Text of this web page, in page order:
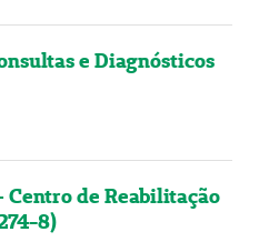
e Diagnósticos
Centro de Reabilitação
8)